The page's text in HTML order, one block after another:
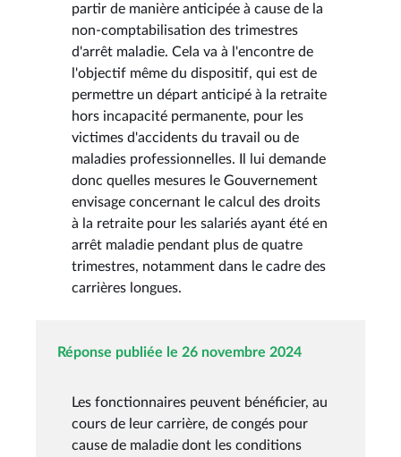
partir de manière anticipée à cause de la
non-comptabilisation des trimestres
d'arrêt maladie. Cela va à l'encontre de
l'objectif même du dispositif, qui est de
permettre un départ anticipé à la retraite
hors incapacité permanente, pour les
victimes d'accidents du travail ou de
maladies professionnelles. Il lui demande
donc quelles mesures le Gouvernement
envisage concernant le calcul des droits
à la retraite pour les salariés ayant été en
arrêt maladie pendant plus de quatre
trimestres, notamment dans le cadre des
carrières longues.
Réponse publiée le 26 novembre 2024
Les fonctionnaires peuvent bénéficier, au
cours de leur carrière, de congés pour
cause de maladie dont les conditions